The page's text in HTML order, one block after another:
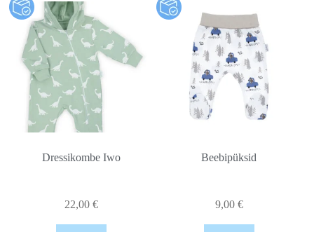
Dressikombe Iwo
22,00€
Beebipüksid
9,00 €